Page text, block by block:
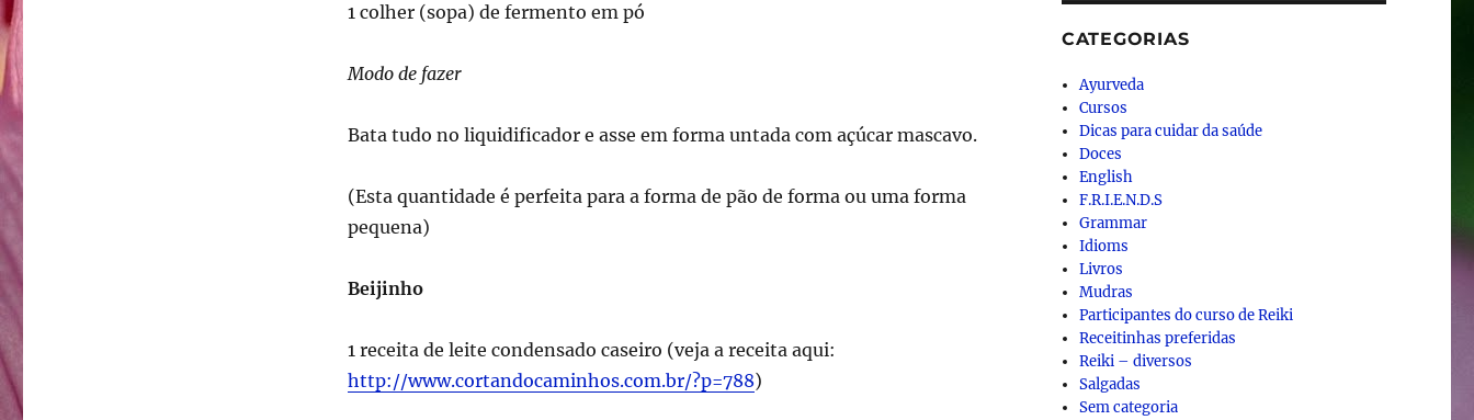
1 colher (sopa) de fermento em pó
Modo de fazer
Bata tudo no liquidificador e asse em forma untada com açúcar mascavo.
(Esta quantidade é perfeita para a forma de pão de forma ou uma forma
pequena)
Beijinho
1 receita de leite condensado caseiro (veja a receita aqui:
http://www.cortandocaminhos.com.br/?p=788)
CATEGORIAS
Ayurveda
Cursos
Dicas para cuidar da saúde
Doces
English
F.R.I.E.N.D.S
Grammar
Idioms
Livros
Mudras
Participantes do curso de Reiki
Receitinhas preferidas
Reiki – diversos
Salgadas
Sem categoria